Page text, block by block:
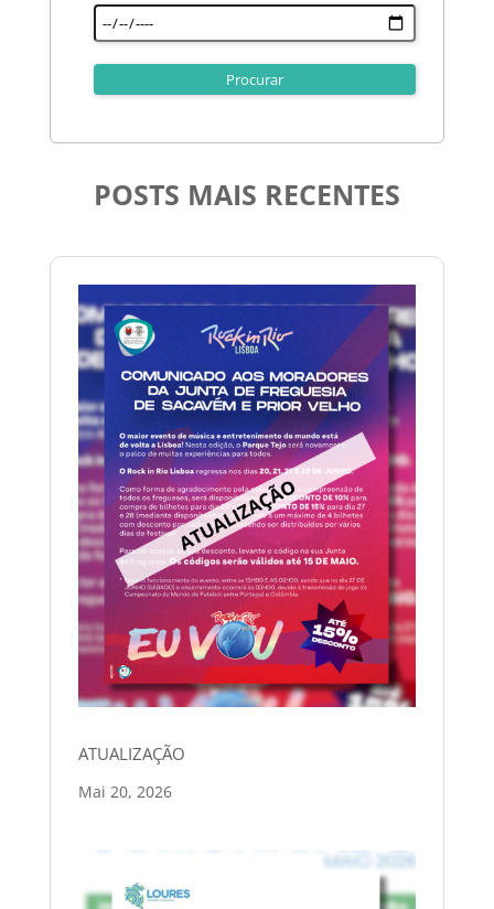
POSTS MAIS RECENTES
ATUALIZAÇÃO
Mai 20, 2026